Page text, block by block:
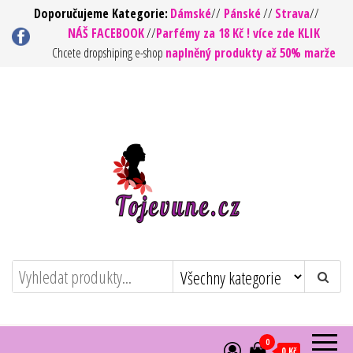
Přeskočit
na
Doporučujeme Kategorie: Dámské// Pánské//Strava//
NÁŠ FACEBOOK//Parfémy za 18 Kč ! více zde KLIK
Chcete dropshiping e-shop naplněný produkty až 50% marže
To jsou vůně ! – Kvalita za rozumnou
cenu
https://tojevune.cz/
0